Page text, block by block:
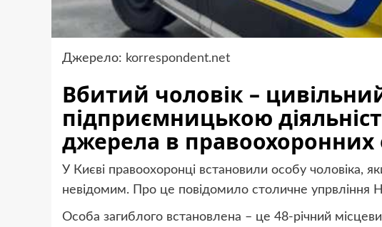
Джерело: korrespondent.net
Вбитий чоловік –
підприємницькою
джерела в правоохоронних
У Києві правоохоронці встановили особу чоловіка,
невідомим. Про це повідомило столичне упрвління
Особа загиблого встановлена – це 48-річний